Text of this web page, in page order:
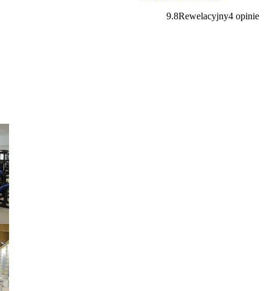
9.8Rewelacyjny4 opinie